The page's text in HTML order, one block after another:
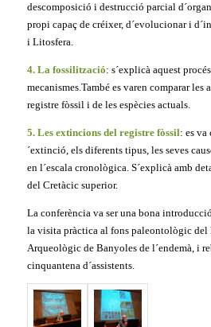
descomposició i destrucció parcial
propi capaç de créixer, d´evolucionar i
i Litosfera.
4. La fossilització: s´explicà aquest
mecanismes.També es varen comparar les
registre fòssil i de les espècies actuals.
5. Les extincions del registre fòssil: es va
´extinció, els diferents tipus, les seves
en l´escala cronològica. S´explicà amb
del Cretàcic superior.
La conferència va ser una bona
la visita pràctica al fons paleontològic del
Arqueològic de Banyoles de l´endemà, i
cinquantena d´assistents.